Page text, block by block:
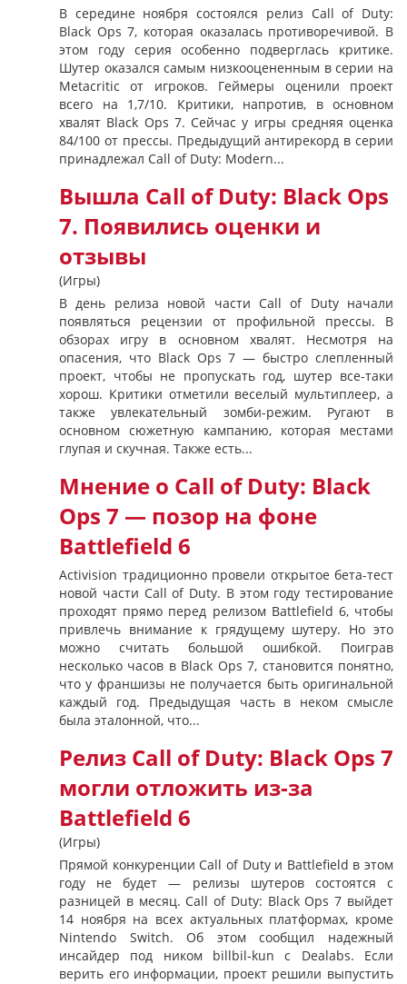
В середине ноября состоялся релиз Call of Duty:
Black Ops 7, которая оказалась противоречивой. В
этом году серия особенно подверглась критике.
Шутер оказался самым низкооцененным в серии на
Metacritic от игроков. Геймеры оценили проект
всего на 1,7/10. Критики, напротив, в основном
хвалят Black Ops 7. Сейчас у игры средняя оценка
84/100 от прессы. Предыдущий антирекорд в серии
принадлежал Call of Duty: Modern...
Вышла Call of Duty: Black Ops
7. Появились оценки и
отзывы
(Игры)
В день релиза новой части Call of Duty начали
появляться рецензии от профильной прессы. В
обзорах игру в основном хвалят. Несмотря на
опасения, что Black Ops 7 — быстро слепленный
проект, чтобы не пропускать год, шутер все-таки
хорош. Критики отметили веселый мультиплеер, а
также увлекательный зомби-режим. Ругают в
основном сюжетную кампанию, которая местами
глупая и скучная. Также есть...
Мнение о Call of Duty: Black
Ops 7 — позор на фоне
Battlefield 6
Activision традиционно провели открытое бета-тест
новой части Call of Duty. В этом году тестирование
проходят прямо перед релизом Battlefield 6, чтобы
привлечь внимание к грядущему шутеру. Но это
можно считать большой ошибкой. Поиграв
несколько часов в Black Ops 7, становится понятно,
что у франшизы не получается быть оригинальной
каждый год. Предыдущая часть в неком смысле
была эталонной, что...
Релиз Call of Duty: Black Ops 7
могли отложить из-за
Battlefield 6
(Игры)
Прямой конкуренции Call of Duty и Battlefield в этом
году не будет — релизы шутеров состоятся с
разницей в месяц. Call of Duty: Black Ops 7 выйдет
14 ноября на всех актуальных платформах, кроме
Nintendo Switch. Об этом сообщил надежный
инсайдер под ником billbil-kun с Dealabs. Если
верить его информации, проект решили выпустить